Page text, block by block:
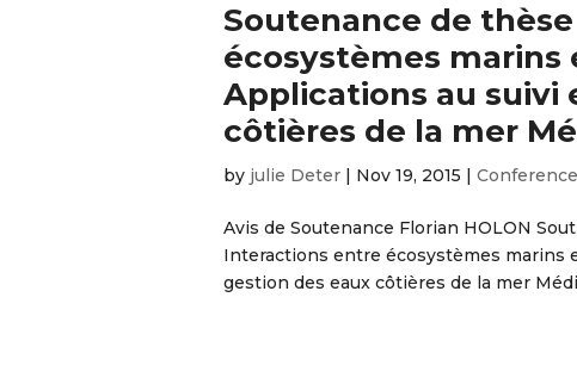
Soutenance de
écosystèmes marins
Applications au suivi
côtières de la mer
by julie Deter | Nov 19, 2015 |
Avis de Soutenance Florian HOLON
Interactions entre écosystèmes marins
gestion des eaux côtières de la mer